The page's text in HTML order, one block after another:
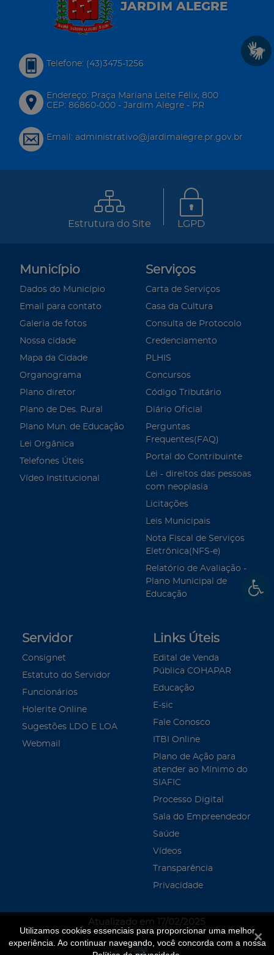
Utilizamos cookies essenciais para proporcionar uma melhor
experiência. Ao continuar navegando, você concorda com a nossa
JARDIM ALEGRE
Telefone: (43)3475-1256
Endereço: Praça Mariana Leite Félix, 800
CEP: 86860-000 - Jardim Alegre - PR
Email: administrativo@jardimalegre.pr.gov.br
Estrutura do Site LGPD
Município
Dados do Município
Email para contato
Galeria de fotos
Nossa cidade
Mapa da Cidade
Organograma
Plano diretor
Plano de Des. Rural
Plano Mun. de Educação
Lei Orgânica
Telefones Úteis
Vídeo Institucional
Serviços
Carta de Serviços
Casa da Cultura
Consulta de Protocolo
Credenciamento
PLHIS
Concursos
Código Tributário
Diário Oficial
Perguntas
Frequentes(FAQ)
Portal do Contribuinte
Lei - direitos das pessoas
com neoplasia
Licitações
Leis Municipais
Nota Fiscal de Serviços
Eletrônica(NFS-e)
Relatório de Avaliação -
Plano Municipal de
Educação
Servidor
Consignet
Estatuto do Servidor
Funcionários
Holerite Online
Sugestões LDO E LOA
Webmail
Links Úteis
Edital de Venda
Pública COHAPAR
Educação
E-sic
Fale Conosco
ITBI Online
Plano de Ação para
atender ao Mínimo do
SIAFIC
Processo Digital
Sala do Empreendedor
Saúde
Vídeos
Transparência
Privacidade
Atualizado em 17/02/2025